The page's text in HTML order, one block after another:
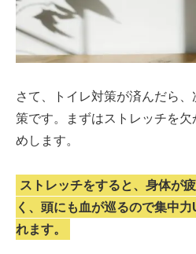
さて、トイレ対策が済んだら
策です。まずはストレッチを
めします。
ストレッチをすると、身体が
く、頭にも血が巡るので集中
れます。